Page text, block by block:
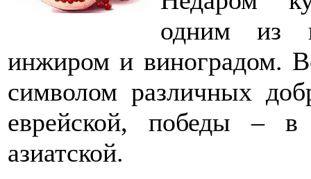
одним из
инжиром и виноградом.
символом различных
еврейской, победы – в
азиатской.